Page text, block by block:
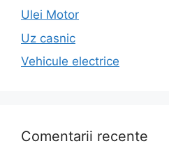
Ulei Motor
Uz casnic
Vehicule electrice
Comentarii recente